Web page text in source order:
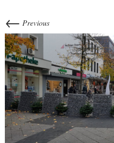
← Previous